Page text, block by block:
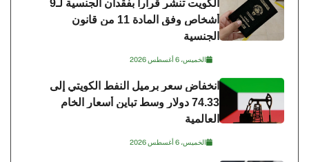
الكويت تنشر قراراً بفقدان الجنسية لـ9
أشخاص وفق المادة 11 من قانون
الجنسية
الخميس، 6 أغسطس 2026
انخفاض سعر برميل النفط الكويتي إلى
74.33 دولار وسط تباين أسعار الخام
العالمية
الخميس، 6 أغسطس 2026